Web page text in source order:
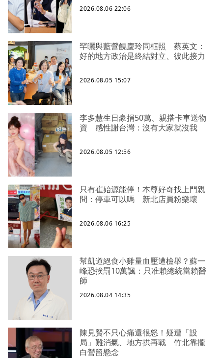
2026.08.06 22:06
罕曬與藍營饒慶玲同框照 蔡英文：
好的地方政治是終結對立、彼此接力
2026.08.05 15:07
李多慧生日豪捐50萬、親搭卡車送物
資 感性謝台灣：沒有大家就沒我
2026.08.05 12:56
只有崔始源能停！本尊好奇找上門親
問：停車可以嗎 新北店員粉樂壞
2026.08.06 16:25
幫凱道絕食小雞量血壓遭檢舉？蘇一
峰恐挨罰10萬諷：只准賴總統當賴醫
師
2026.08.04 14:35
陳見賢不只心痛還很怒！疑遭「設
局」難消氣、地方拱再戰 竹北靠攏
白營留懸念